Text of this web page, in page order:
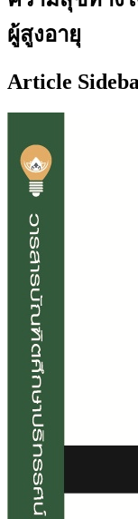
ผู้สูงอายุ
Article